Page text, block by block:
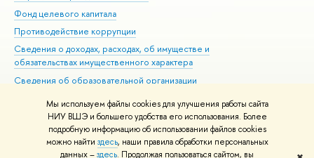
Мы используем файлы cookies для улучшения работы сайта
НИУ ВШЭ и большего удобства его использования. Более
подробную информацию об использовании файлов cookies
можно найти здесь, наши правила обработки персональных
данных –здесь. Продолжая пользоваться сайтом, вы
Фонд целевого капитала
Противодействие коррупции
Сведения о доходах, расходах, об имуществе и
обязательствах имущественного характера
Сведения об образовательной организации
Людям с ограниченными возможностями здоровья
Единая платежная страница
Работа в Вышке